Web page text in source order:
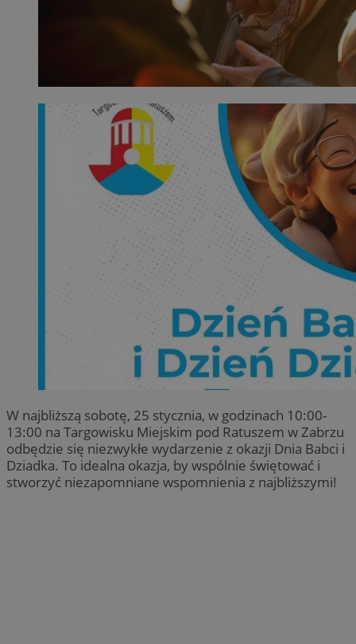
W najbliższą sobotę, 25 stycznia, w godzinach 10:00-
13:00 na Targowisku Miejskim pod Ratuszem w Zabrzu
odbędzie się niezwykłe wydarzenie z okazji Dnia Babci i
Dziadka. To idealna okazja, by wspólnie świętować i
stworzyć niezapomniane wspomnienia z najbliższymi!